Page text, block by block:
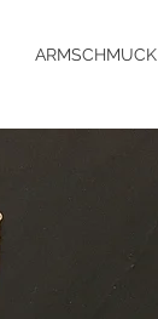
ARMSCHMUCK